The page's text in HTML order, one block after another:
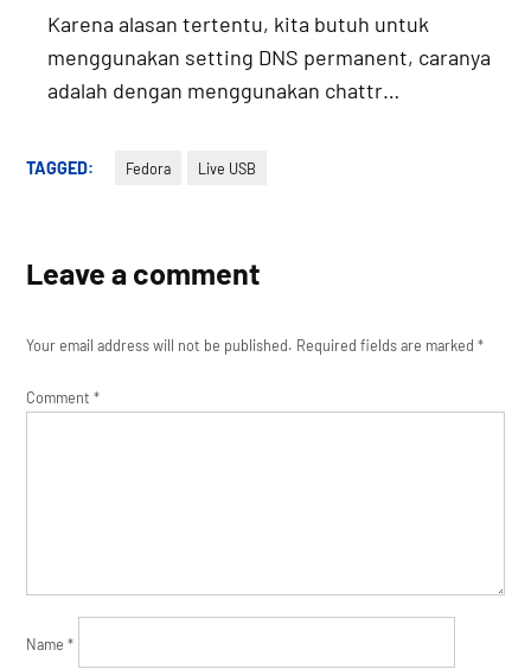
Karena alasan tertentu, kita butuh untuk
menggunakan setting DNS permanent, caranya
adalah dengan menggunakan chattr…
TAGGED: Fedora Live USB
Leave a comment
Your email address will not be published. Required fields are marked*
Comment*
Name*